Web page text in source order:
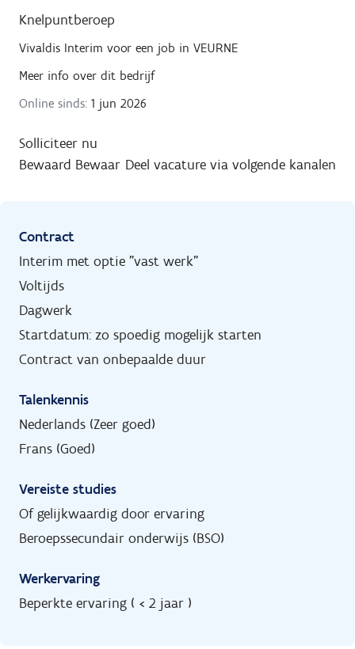
Knelpuntberoep
Vivaldis Interim voor een job in VEURNE
Meer info over dit bedrijf
Online sinds: 1 jun 2026
Solliciteer nu
Bewaard Bewaar Deel vacature via volgende kanalen
Contract
Interim met optie "vast werk"
Voltijds
Dagwerk
Startdatum: zo spoedig mogelijk starten
Contract van onbepaalde duur
Talenkennis
Nederlands (Zeer goed)
Frans (Goed)
Vereiste studies
Of gelijkwaardig door ervaring
Beroepssecundair onderwijs (BSO)
Werkervaring
Beperkte ervaring ( < 2 jaar )